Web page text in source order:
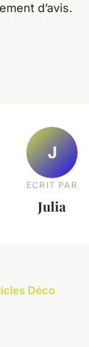
d’avis.
J
ECRIT PAR
Julia
Déco